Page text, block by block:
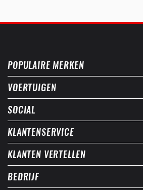
POPULAIRE MERKEN
VOERTUIGEN
SOCIAL
KLANTENSERVICE
KLANTEN VERTELLEN
BEDRIJF